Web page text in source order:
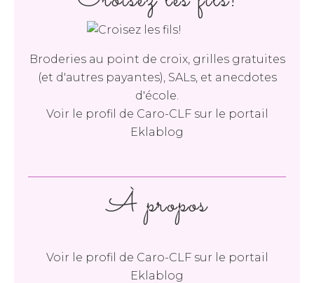
Broderies au point de croix, grilles gratuites
(et d'autres payantes), SALs, et anecdotes
d'école.
Voir le profil de Caro-CLFsur le portail
Eklablog
À propos
Voir le profil de Caro-CLFsur le portail
Eklablog